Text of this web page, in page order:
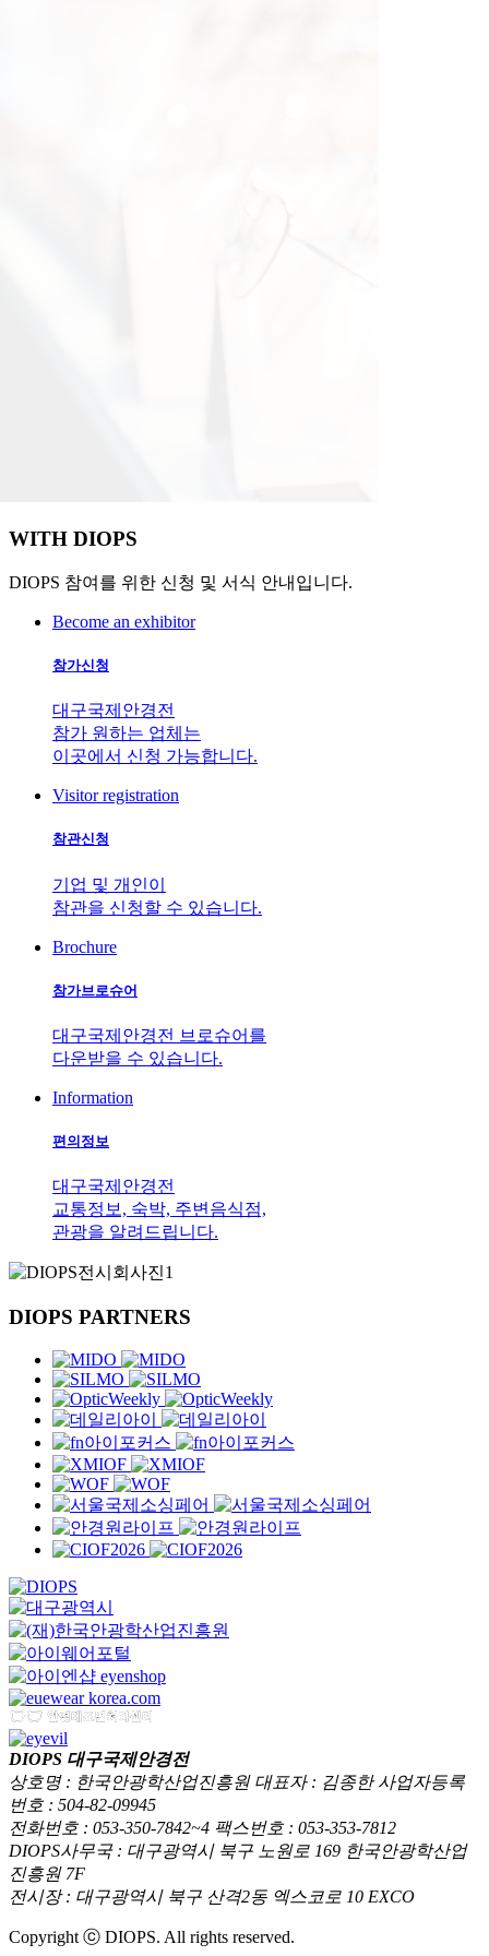
WITH DIOPS
DIOPS 참여를 위한 신청 및 서식 안내입니다.
Become an exhibitor
참가신청
대구국제안경전
참가 원하는 업체는
이곳에서 신청 가능합니다.
Visitor registration
참관신청
기업 및 개인이
참관을 신청할 수 있습니다.
Brochure
참가브로슈어
대구국제안경전 브로슈어를
다운받을 수 있습니다.
Information
편의정보
대구국제안경전
교통정보, 숙박, 주변음식점,
관광을 알려드립니다.
DIOPS PARTNERS
DIOPS 대구국제안경전
상호명 : 한국안광학산업진흥원 대표자 : 김종한 사업자등록
번호 : 504-82-09945
전화번호 : 053-350-7842~4 팩스번호 : 053-353-7812
DIOPS사무국 : 대구광역시 북구 노원로 169 한국안광학산업
진흥원 7F
전시장 : 대구광역시 북구 산격2동 엑스코로 10 EXCO
Copyright ⓒ DIOPS. All rights reserved.